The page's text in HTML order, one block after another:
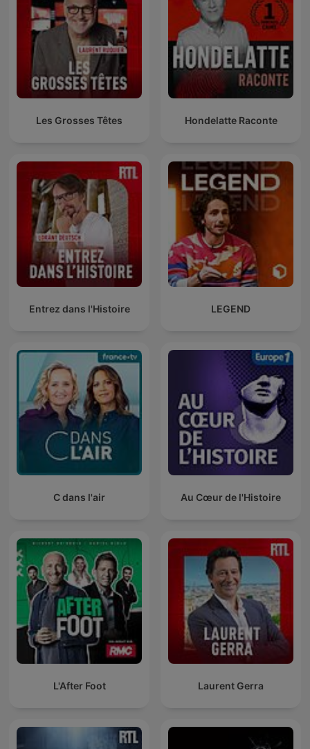
Les Grosses Têtes Hondelatte Raconte
Entrez dans l'Histoire LEGEND
C dans l'air Au Cœur de l'Histoire
L'After Foot Laurent Gerra